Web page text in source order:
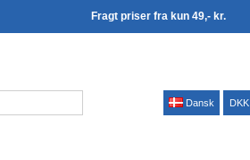
Fragt priser fra kun 49,- kr.
Dansk DKK